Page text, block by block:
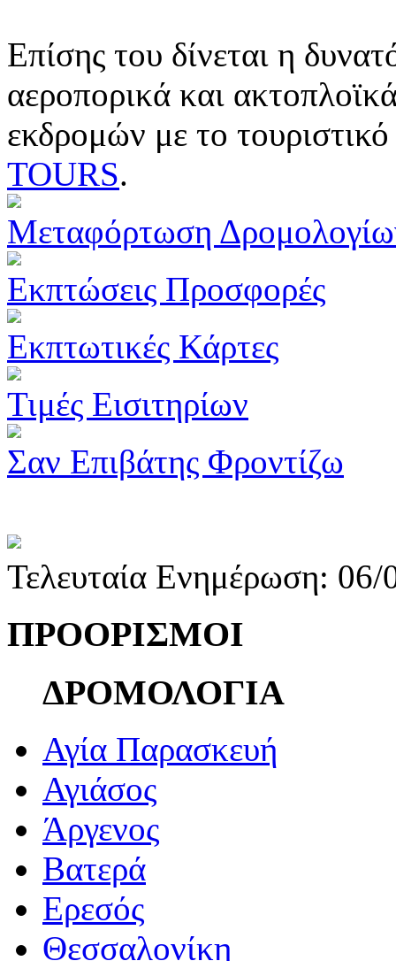
Επίσης του δίνεται η
αεροπορικά και
εκδρομών με το
TOURS.
Μεταφόρτωση
Εκπτώσεις Προσφορές
Εκπτωτικές Κάρτες
Τιμές Εισιτηρίων
Σαν Επιβάτης Φροντίζω
Τελευταία Ενημέρωση:
ΠΡΟΟΡΙΣΜΟΙ
ΔΡΟΜΟΛΟΓΙΑ
Αγία Παρασκευή
Αγιάσος
Άργενος
Βατερά
Ερεσός
Θεσσαλονίκη